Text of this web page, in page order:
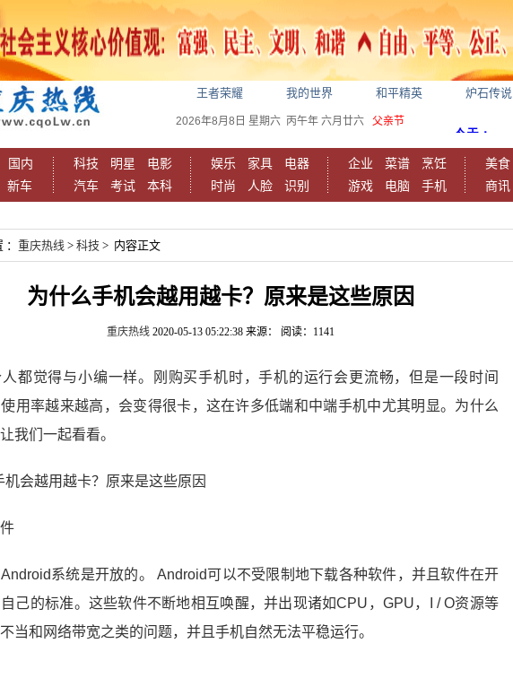
王者荣耀 我的世界 和平精英 炉石传说
2026年8月8日 星期六 丙午年 六月廿六 父亲节
国内
新车
科技 明星
电影
汽车
考试 本科
娱乐 家具
电器
时尚
人脸 识别
企业 菜谱
烹饪
游戏
电脑 手机
美食
商讯
重庆热线 > 科技 > 内容正文
为什么手机会越用越卡？原来是这些原因
重庆热线 2020-05-13 05:22:38 来源： 阅读：1141
都觉得与小编一样。刚购买手机时，手机的运行会更流畅，但是一段时间
用率越来越高，会变得很卡，这在许多低端和中端手机中尤其明显。为什么
我们一起看看。
系统是开放的。 Android可以不受限制地下载各种软件，并且软件在开
己的标准。这些软件不断地相互唤醒，并出现诸如CPU，GPU，I / O资源等
当和网络带宽之类的问题，并且手机自然无法平稳运行。